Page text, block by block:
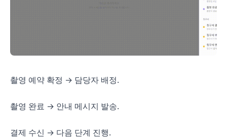
촬영 예약 확정 → 담당자 배정.
촬영 완료 → 안내 메시지 발송.
결제 수신 → 다음 단계 진행.